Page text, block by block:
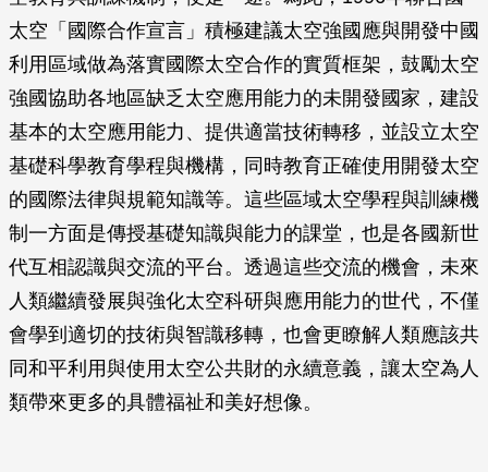
太空「國際合作宣言」積極建議太空強國應與開發中國
利用區域做為落實國際太空合作的實質框架，鼓勵太空
強國協助各地區缺乏太空應用能力的未開發國家，建設
基本的太空應用能力、提供適當技術轉移，並設立太空
基礎科學教育學程與機構，同時教育正確使用開發太空
的國際法律與規範知識等。這些區域太空學程與訓練機
制一方面是傳授基礎知識與能力的課堂，也是各國新世
代互相認識與交流的平台。透過這些交流的機會，未來
人類繼續發展與強化太空科研與應用能力的世代，不僅
會學到適切的技術與智識移轉，也會更瞭解人類應該共
同和平利用與使用太空公共財的永續意義，讓太空為人
類帶來更多的具體福祉和美好想像。